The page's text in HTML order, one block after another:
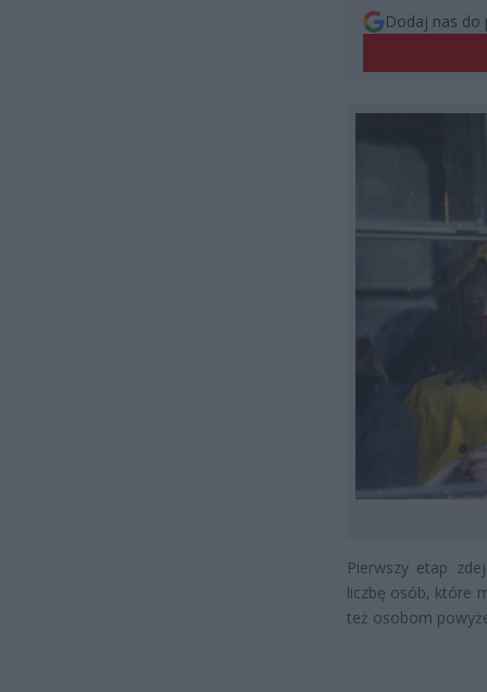
Dodaj nas do
Pierwszy etap
liczbę osób, które
też osobom